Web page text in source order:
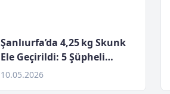
Şanlıurfa’da 4,25 kg Skunk
Ele Geçirildi: 5 Şüpheli
Tutuklandı
10.05.2026